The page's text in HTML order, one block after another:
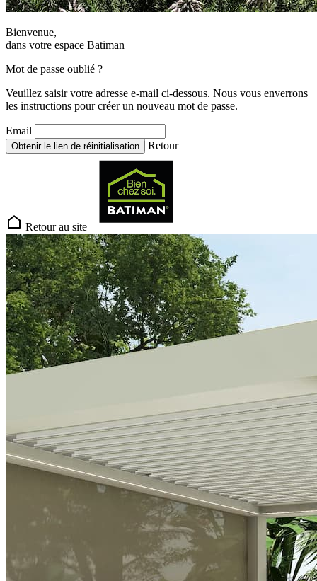
Bienvenue,
dans votre espace Batiman
Mot de passe oublié ?
Veuillez saisir votre adresse e-mail ci-dessous. Nous vous enverrons
les instructions pour créer un nouveau mot de passe.
Email
Obtenir le lien de réinitialisation Retour
Retour au site